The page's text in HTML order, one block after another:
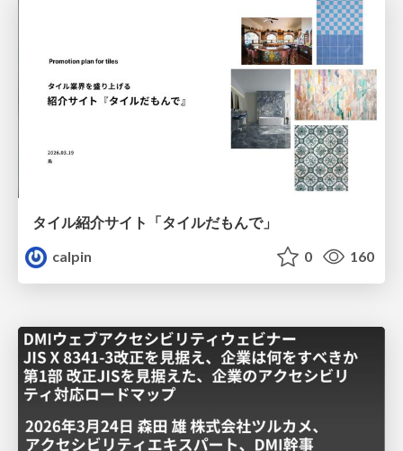
タイル紹介サイト「タイルだもんで」
calpin
0 160